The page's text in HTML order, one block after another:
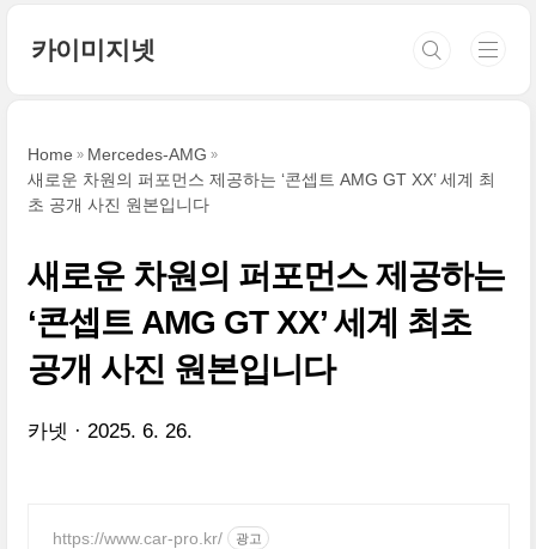
카이미지넷
Home
Mercedes-AMG
새로운 차원의 퍼포먼스 제공하는 ‘콘셉트 AMG GT XX’ 세계 최
초 공개 사진 원본입니다
새로운 차원의 퍼포먼스 제공하는
‘콘셉트 AMG GT XX’ 세계 최초
공개 사진 원본입니다
카넷 2025. 6. 26.
https://www.car-pro.kr/ 광고